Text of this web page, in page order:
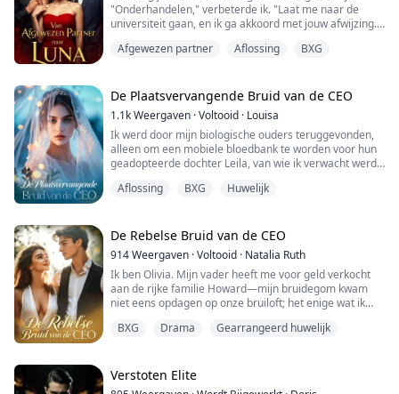
Michael, overmand door lust en dro...
"Onderhandelen," verbeterde ik. "Laat me naar de
universiteit gaan, en ik ga akkoord met jouw afwijzing."
Ik had nooit verwacht dat Nathan, de zoon van de
Alpha die me het meest pestte, er op mijn achttiende
verjaardag achter...
Afgewezen partner Aflossing BXG
De Plaatsvervangende Bruid van de CEO
1.1kWeergaven ·Voltooid · Louisa
Ik werd door mijn biologische ouders teruggevonden,
alleen om een mobiele bloedbank te worden voor hun
geadopteerde dochter Leila, van wie ik verwacht werd
zelfs mijn hart—wanneer zij ernstig ziek werd...
drogeerde me en bedreigde mijn leven om me te
dwingen met een stervende man te trouwen als Leila’s
...
Aflossing BXG Huwelijk
De Rebelse Bruid van de CEO
914Weergaven ·Voltooid · Natalia Ruth
Ik ben Olivia. Mijn vader heeft me voor geld verkocht
aan de rijke familie Howard—mijn bruidegom kwam
niet eens opdagen op onze bruiloft; het enige wat ik
Toen werd ik gedrogeerd en belandde ik in bed met
Nu vecht ik terug tegen mijn vreselijke familie en de
arrogantie van de Howards...
BXG Drama Gearrangeerd huwelijk
Verstoten Elite